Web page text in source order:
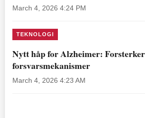
March 4, 2026 4:24 PM
TEKNOLOGI
Nytt håp for Alzheimer:
forsvarsmekanismer
March 4, 2026 4:23 AM